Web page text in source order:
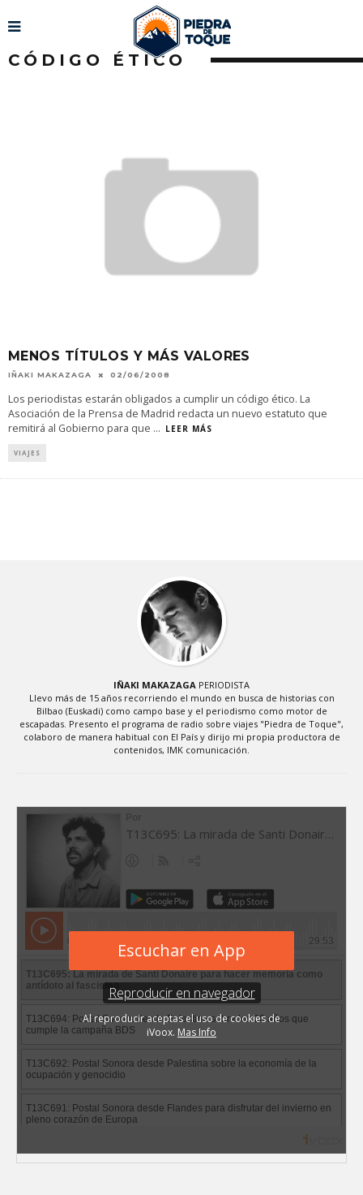
CÓDIGO ÉTICO
MENOS TÍTULOS Y MÁS VALORES
IÑAKI MAKAZAGA 02/06/2008
Los periodistas estarán obligados a cumplir un código ético. La
Asociación de la Prensa de Madrid redacta un nuevo estatuto que
remitirá al Gobierno para que ... LEER MÁS
VIAJES
IÑAKI MAKAZAGA PERIODISTA
Llevo más de 15 años recorriendo el mundo en busca de historias con
Bilbao (Euskadi) como campo base y el periodismo como motor de
escapadas. Presento el programa de radio sobre viajes "Piedra de Toque",
colaboro de manera habitual con El País y dirijo mi propia productora de
contenidos, IMK comunicación.